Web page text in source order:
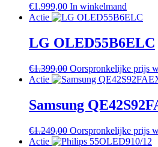
€1.999,00 In winkelmand
Actie
LG OLED55B6ELC
€1.399,00 Oorspronkelijke prijs
Actie
Samsung
€1.249,00 Oorspronkelijke prijs
Actie